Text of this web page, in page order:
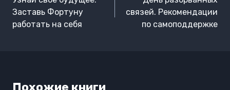
записям
Заставь Фортуну
работать на себя
связей. Рекомендации
по самоподдержке
Похожие книги